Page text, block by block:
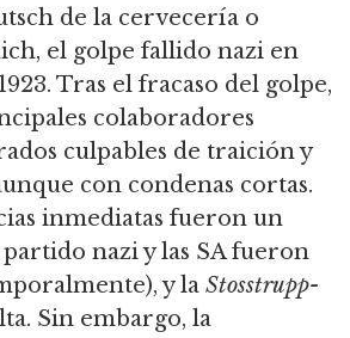
de la cervecería o
el golpe fallido nazi en
Tras el fracaso del golpe,
colaboradores
culpables de traición y
con condenas cortas.
inmediatas fueron un
nazi y las SA fueron
y la Stosstrupp-
Sin embargo, la